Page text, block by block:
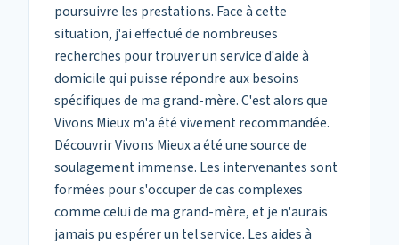
poursuivre les prestations. Face à cette
situation, j'ai effectué de nombreuses
recherches pour trouver un service d'aide à
domicile qui puisse répondre aux besoins
spécifiques de ma grand-mère. C'est alors que
Vivons Mieux m'a été vivement recommandée.
Découvrir Vivons Mieux a été une source de
soulagement immense. Les intervenantes sont
formées pour s'occuper de cas complexes
comme celui de ma grand-mère, et je n'aurais
jamais pu espérer un tel service. Les aides à